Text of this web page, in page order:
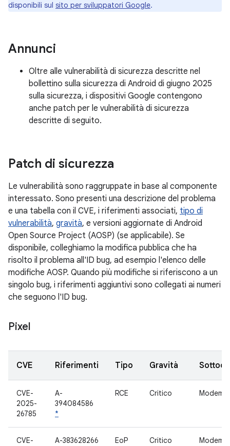
disponibili sul sito per sviluppatori Google.
Annunci
Oltre alle vulnerabilità di sicurezza descritte nel
bollettino sulla sicurezza di Android di giugno 2025
sulla sicurezza, i dispositivi Google contengono
anche patch per le vulnerabilità di sicurezza
descritte di seguito.
Patch di sicurezza
Le vulnerabilità sono raggruppate in base al componente
interessato. Sono presenti una descrizione del problema
e una tabella con il CVE, i riferimenti associati, tipo di
vulnerabilità, gravità, e versioni aggiornate di Android
Open Source Project (AOSP) (se applicabile). Se
disponibile, colleghiamo la modifica pubblica che ha
risolto il problema all'ID bug, ad esempio l'elenco delle
modifiche AOSP. Quando più modifiche si riferiscono a un
singolo bug, i riferimenti aggiuntivi sono collegati ai numeri
che seguono l'ID bug.
Pixel
CVE Riferimenti Tipo Gravità
CVE-
2025-
26785
A-
394084586
*
RCE Critico Modem
CVE-
A-383628266
EoP Critico Modem